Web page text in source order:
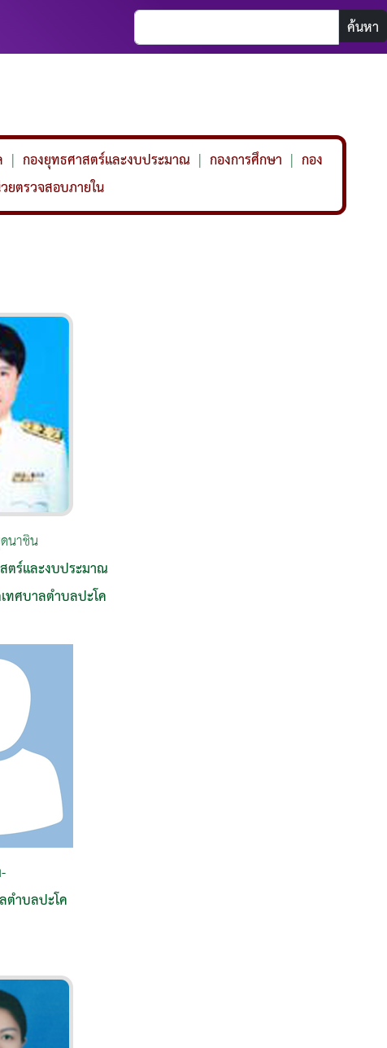
ค้นหา
| กองยุทธศาสตร์และงบประมาณ | กองการศึกษา | กอง
ยตรวจสอบภายใน
นาชิน
ตร์และงบประมาณ
ทศบาลตำบลปะโค
ตำบลปะโค